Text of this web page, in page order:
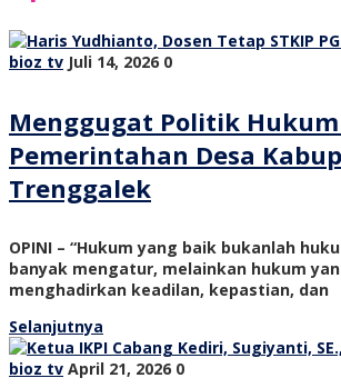
bioz tv Juli 14, 2026 0
Menggugat Politik Hukum
Pemerintahan Desa
Trenggalek
OPINI – “Hukum yang baik bukanlah
banyak mengatur, melainkan hukum
menghadirkan keadilan, kepastian, dan
Selanjutnya
bioz tv April 21, 2026 0